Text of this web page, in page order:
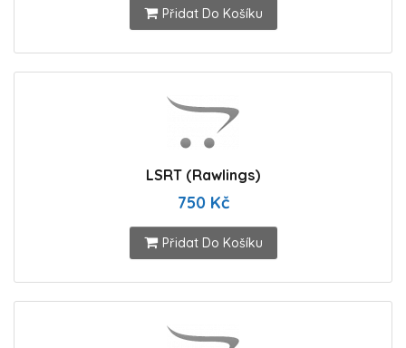
Přidat Do Košíku
LSRT (Rawlings)
750 Kč
Přidat Do Košíku